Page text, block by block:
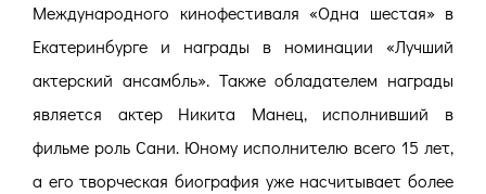
Международного кинофестиваля «Одна шестая» в
Екатеринбурге и награды в номинации «Лучший
актерский ансамбль». Также обладателем награды
является актер Никита Манец, исполнивший в
фильме роль Сани. Юному исполнителю всего 15 лет,
а его творческая биография уже насчитывает более